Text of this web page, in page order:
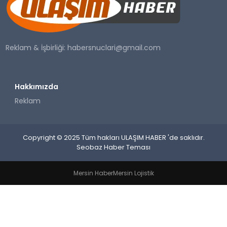
SAĞLIK
YAŞAM
Reklam & İşbirliği:habersnuclari@gmail.com
Hakkımızda
Reklam
Copyright © 2025 Tüm hakları ULAŞIM HABER 'de saklıdır.
Seobaz Haber Teması
Mersin HaberMersin Lojistik